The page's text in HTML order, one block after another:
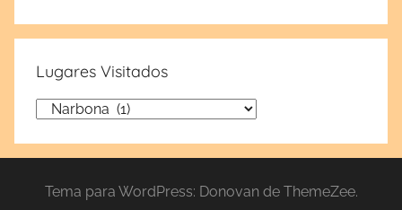
Lugares Visitados
Lugares
Tema para WordPress: Donovan de ThemeZee.